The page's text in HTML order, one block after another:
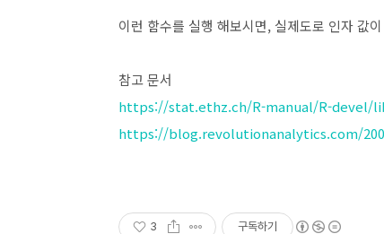
이런 함수를 실행 해보시면, 실제도로 인자 값
참고 문서
https://stat.ethz.ch/R-manual/R-devel/
https://blog.revolutionanalytics.com/
3 구독하기